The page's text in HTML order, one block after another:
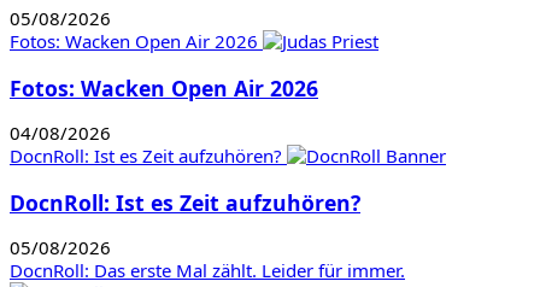
05/08/2026
Fotos: Wacken Open Air 2026
Fotos: Wacken Open Air 2026
04/08/2026
DocnRoll: Ist es Zeit aufzuhören?
DocnRoll: Ist es Zeit aufzuhören?
05/08/2026
DocnRoll: Das erste Mal zählt. Leider für immer.